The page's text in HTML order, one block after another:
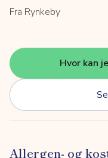
Fra Rynkeby
Hvor kan
Allergen- og